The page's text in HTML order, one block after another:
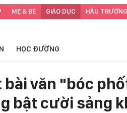
MẸ & BÉ GIÁO DỤC HẬU TRƯỜNG
HỌC ĐƯỜNG
bài văn "bóc
bật cười sảng